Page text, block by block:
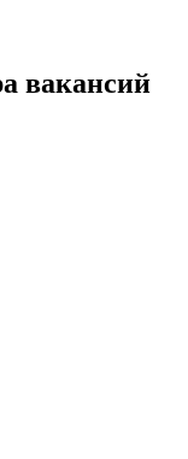
вакансий